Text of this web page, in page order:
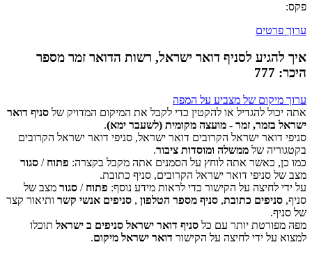
פקס:
ערוך פרטים
איך להגיע לסניף דואר ישראל, רשות הדואר זמר מספר
היכר: 777
‏דף זה לא יכול לטעון את מפות Google כראוי.
האם האתר הזה בבעלותך? אישור
ערוך מיקום של מצביע על המפה
אתה יכול להגדיל או להקטין כדי לקבל את המיקום המדויק של סניף דואר
ישראל בזמר, זמר - מועצה מקומית (לשעבר ימא).
סניפי דואר ישראל הקרובים דואר ישראל, סניפי דואר ישראל הקרובים
בקטגוריה של ממשלה ומוסדות ציבור.
כמו כן, כאשר אתה לוחץ על הסמנים אתה מקבל בקצרה: פתוח / סגור
מצב של סניפי דואר ישראל הקרובים, סניף כתובת.
על ידי לחיצה על הקישור כדי לראות מידע נוסף: פתוח / סגור מצב של
סניף, סניפים כתובת, סניף מספר הטלפון , סניפים אנשי קשר ותיאור קצר
של סניף.
מפה מפורטת יותר עם כל סניף דואר ישראל סניפים ב ישראל תוכלו
למצוא על ידי לחיצה על הקישור דואר ישראל מיקום.